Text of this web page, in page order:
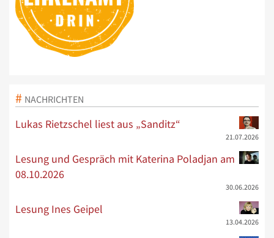
NACHRICHTEN
Lukas Rietzschel liest aus „Sanditz“
21.07.2026
Lesung und Gespräch mit Katerina Poladjan am
08.10.2026
30.06.2026
Lesung Ines Geipel
13.04.2026